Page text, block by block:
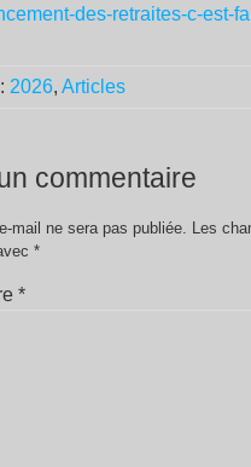
des-retraites-c-est-
2026, Articles
commentaire
mail ne sera pas publiée.
Les
*
*